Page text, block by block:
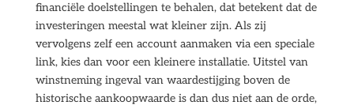
financiële doelstellingen te behalen, dat betekent dat de
investeringen meestal wat kleiner zijn. Als zij
vervolgens zelf een account aanmaken via een speciale
link, kies dan voor een kleinere installatie. Uitstel van
winstneming ingeval van waardestijging boven de
historische aankoopwaarde is dan dus niet aan de orde,